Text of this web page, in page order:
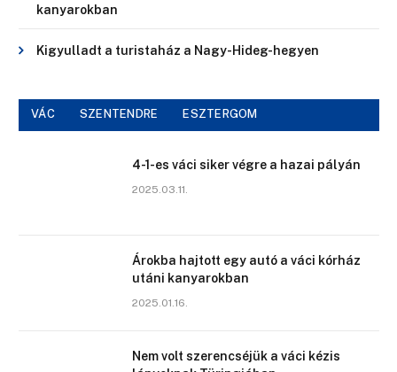
kanyarokban
Kigyulladt a turistaház a Nagy-Hideg-hegyen
VÁC SZENTENDRE ESZTERGOM
4-1-es váci siker végre a hazai pályán
2025.03.11.
Árokba hajtott egy autó a váci kórház
utáni kanyarokban
2025.01.16.
Nem volt szerencséjük a váci kézis